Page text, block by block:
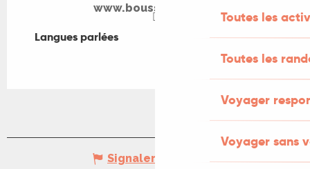
Toutes les
Toutes les
Voyager
Voyager sans
www.boussagou.com
Langues parlées
Langues parlées
Signaler une erreur